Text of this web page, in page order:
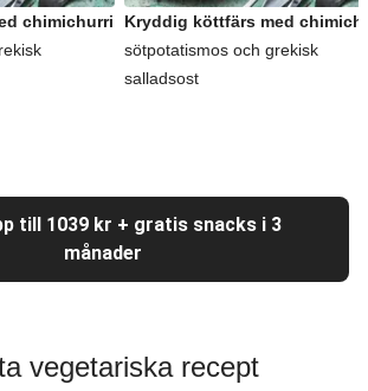
chimichurri
Kryddig köttfärs med
sötpotatismos och grekisk
salladsost
till 1039 kr + gratis snacks i 3
månader
vegetariska recept